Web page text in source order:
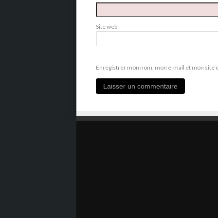
Site web
Enregistrer mon nom, mon e-mail et mon site